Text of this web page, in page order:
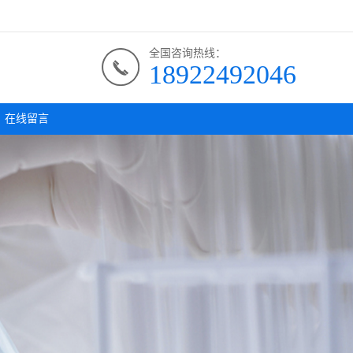
全国咨询热线：
18922492046
在线留言